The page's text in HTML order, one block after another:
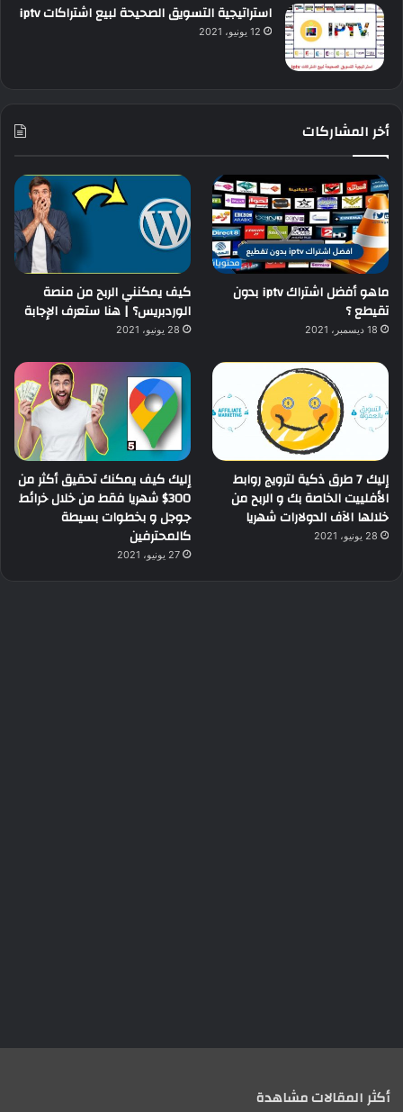
استراتيجية التسويق الصحيحة لبيع اشتراكات iptv
12 يونيو، 2021
أخر المشاركات
ماهو أفضل اشتراك iptv بدون
تقيطع ؟
18 ديسمبر، 2021
كيف يمكنني الربح من منصة
الوردبريس؟ | هنا ستعرف الإجابة
28 يونيو، 2021
إليك 7 طرق ذكية لترويج روابط
الأفلييت الخاصة بك و الربح من
خلالها الآف الدولارات شهريا
28 يونيو، 2021
إليك كيف يمكنك تحقيق أكثر من
300$ شهريا فقط من خلال خرائط
جوجل و بخطوات بسيطة
كالمحترفين
27 يونيو، 2021
أكثر المقالات مشاهدة